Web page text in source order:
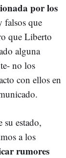
por los
falsos que
que Liberto
alguna
no los
con ellos en
su estado,
a los
rumores